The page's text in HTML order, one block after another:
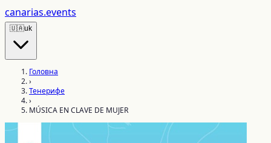
canarias.events
🇺🇦uk
Головна
›
Тенерифе
›
MÚSICA EN CLAVE DE MUJER